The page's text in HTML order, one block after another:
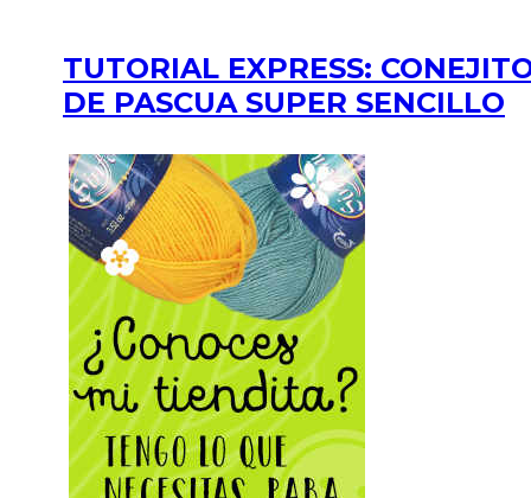
TUTORIAL EXPRESS:
DE PASCUA SUPER SENCILLO